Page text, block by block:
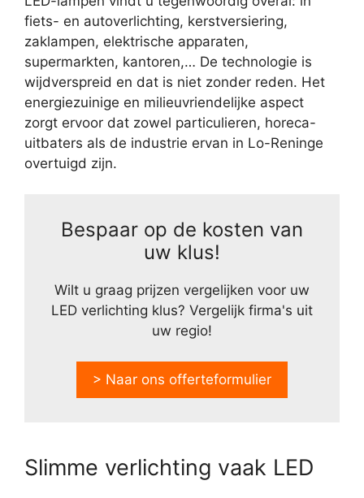
fiets- en autoverlichting, kerstversiering,
zaklampen, elektrische apparaten,
supermarkten, kantoren,… De technologie is
wijdverspreid en dat is niet zonder reden. Het
energiezuinige en milieuvriendelijke aspect
zorgt ervoor dat zowel particulieren, horeca-
uitbaters als de industrie ervan in Lo-Reninge
overtuigd zijn.
Bespaar op de kosten van
uw klus!
Wilt u graag prijzen vergelijken voor uw
LED verlichting klus? Vergelijk firma's uit
uw regio!
> Naar ons offerteformulier
Slimme verlichting vaak LED